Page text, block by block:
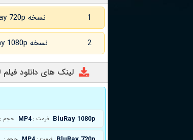
1 نسخه BluRay 720p زبان اصلی و زیرنویس انگلیسی
2 نسخه BluRay 1080p زبان اصلی و زیرنویس انگلیسی
لینک های دانلود فیلم Bad Boy 2020
BluRay 1080p فرمت : MP4 حجم :